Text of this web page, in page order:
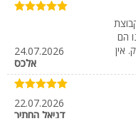
הם
אין
24.07.2026
אלכס
22.07.2026
דניאל החתיך